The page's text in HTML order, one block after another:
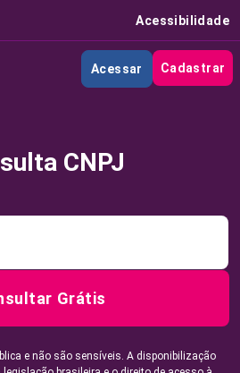
Acessibilidade
Acessar Cadastrar
CNPJ
Grátis
e não são sensíveis. A disponibilização